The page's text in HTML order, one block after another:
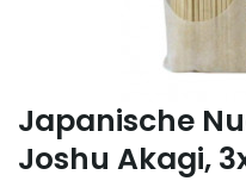
Japanische
Joshu Akagi,